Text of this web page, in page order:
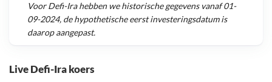
Live Defi-Ira koers
VoorDefi-Irahebben we historische gegevens vanaf01-
09-2024, de hypothetische eerst investeringsdatum is
daarop aangepast.